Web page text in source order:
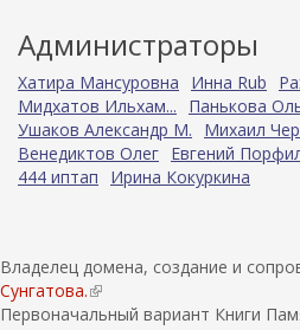
Администраторы
Хатира Мансуровна Инна Rub
Мидхатов Ильхам...
Панькова
Ушаков Александр М.
Михаил
Венедиктов Олег Евгений
444 иптап
Ирина Кокуркина
Владелец домена, создание и
Сунгатова.(
в
Первоначальный вариант Книги